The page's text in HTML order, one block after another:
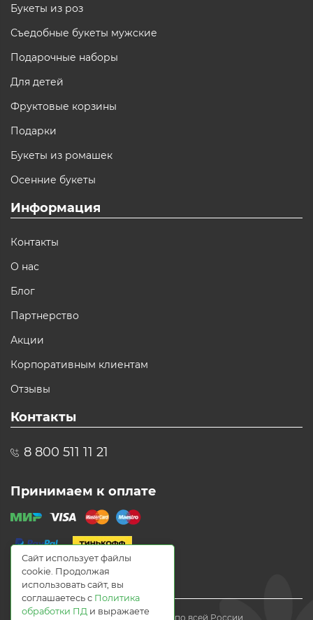
Букеты из роз
Съедобные букеты мужские
Подарочные наборы
Для детей
Фруктовые корзины
Подарки
Букеты из ромашек
Осенние букеты
Информация
Контакты
О нас
Блог
Партнерство
Акции
Корпоративным клиентам
Отзывы
Контакты
8 800 511 11 21
Принимаем к оплате
© 2021 Доставка цветов по всей России
Сайт использует файлы
cookie. Продолжая
использовать сайт, вы
соглашаетесь с Политика
обработки ПД и выражаете